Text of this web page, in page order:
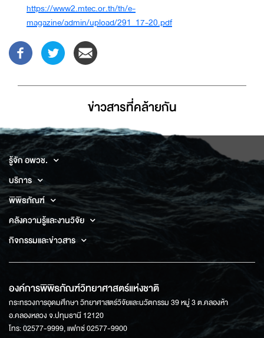
https://www2.mtec.or.th/th/e-
magazine/admin/upload/291_17-20.pdf
ข่าวสารที่่คล้ายกัน
รู้จัก อพวช.
บริการ
พิพิธภัณฑ์
คลังความรู้และงานวิจัย
กิจกรรมและข่าวสาร
องค์การพิพิธภัณฑ์วิทยาศาสตร์แห่งชาติ
กระทรวงการอุดมศึกษา วิทยาศาสตร์วิจัยและนวัตกรรม 39 หมู่ 3 ต.คลองห้า
อ.คลองหลวง จ.ปทุมธานี 12120
โทร: 02577-9999, แฟกซ์ 02577-9900